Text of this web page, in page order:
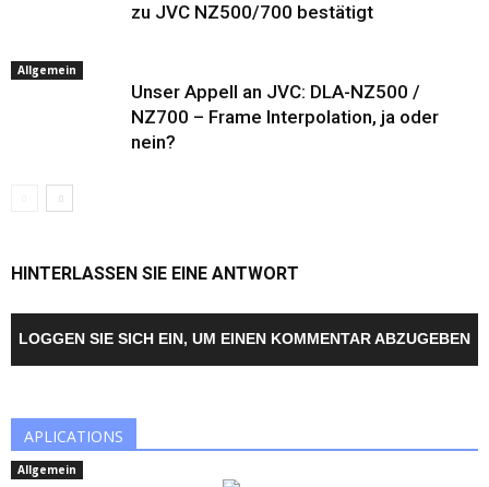
zu JVC NZ500/700 bestätigt
Allgemein
Unser Appell an JVC: DLA-NZ500 /
NZ700 – Frame Interpolation, ja oder
nein?
HINTERLASSEN SIE EINE ANTWORT
LOGGEN SIE SICH EIN, UM EINEN KOMMENTAR ABZUGEBEN
APLICATIONS
Allgemein